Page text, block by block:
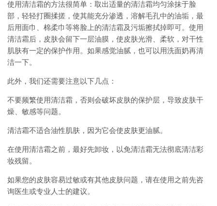
使用清洁霜的方法很简单：取出适量的清洁霜均匀涂抹于脸
部，轻轻打圈揉搓，使其能充分渗透，溶解毛孔中的油垢，最
后用面巾、棉柔巾等将脸上的清洁霜及污垢擦拭掉即可。使用
清洁霜后，皮肤会留下一层油膜，使皮肤光滑、柔软，对干性
肌肤有一定的保护作用。如果感觉油腻，也可以用洗面奶再清
洁一下。
此外，我们还需要注意以下几点：
不要频繁使用清洁霜，否则会破坏皮肤的保护层，导致皮肤干
燥、敏感等问题。
清洁霜不适合油性肌肤，因为它会使皮肤更油腻。
在使用清洁霜之前，最好先卸妆，以免清洁霜无法彻底清洁彩
妆残留。
如果您的皮肤容易过敏或有其他皮肤问题，请在使用之前先咨
询医生或专业人士的建议。